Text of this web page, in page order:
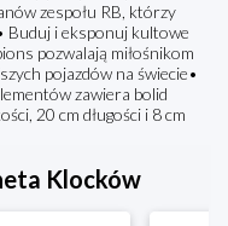
zespołu RB, którzy
Buduj i eksponuj kultowe
pozwalają miłośnikom
pojazdów na świecie•
zawiera bolid
20 cm długości i 8 cm
Klocków